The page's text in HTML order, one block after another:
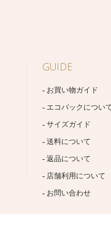
GUIDE
お買い物ガイド
エコバックについ
サイズガイド
送料について
返品について
店舗利用について
お問い合わせ